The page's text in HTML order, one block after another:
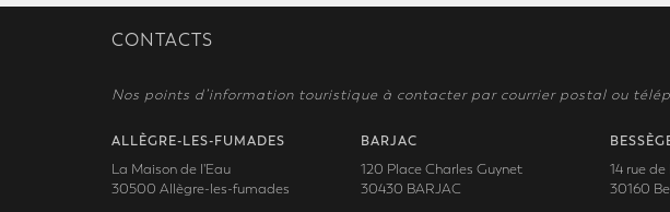
CONTACTS
Nos points d’information touristique à contacter par courrier postal ou
ALLÈGRE-LES-FUMADES
La Maison de l'Eau
30500 Allègre-les-fumades
BARJAC
120 Place Charles Guynet
30430 BARJAC
14 rue
30160